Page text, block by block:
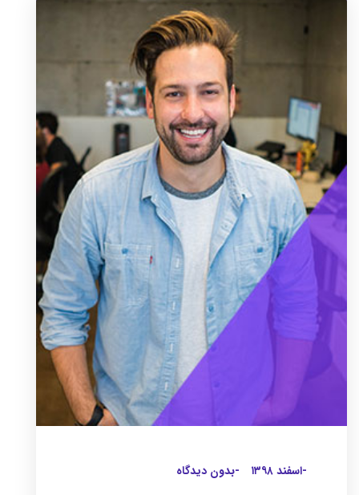
-اسفند ۱۳۹۸ -بدون دیدگاه